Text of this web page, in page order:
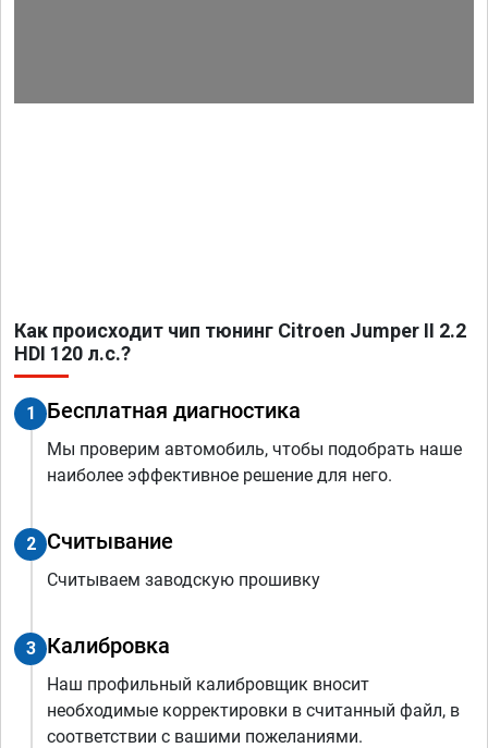
Как происходит чип тюнинг Citroen Jumper II 2.2
HDI 120 л.с.?
1 Бесплатная диагностика
Мы проверим автомобиль, чтобы подобрать наше
наиболее эффективное решение для него.
2 Считывание
Считываем заводскую прошивку
3 Калибровка
Наш профильный калибровщик вносит
необходимые корректировки в считанный файл, в
соответствии с вашими пожеланиями.